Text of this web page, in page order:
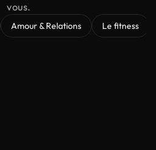
vous.
Amour & Relations Le fitness